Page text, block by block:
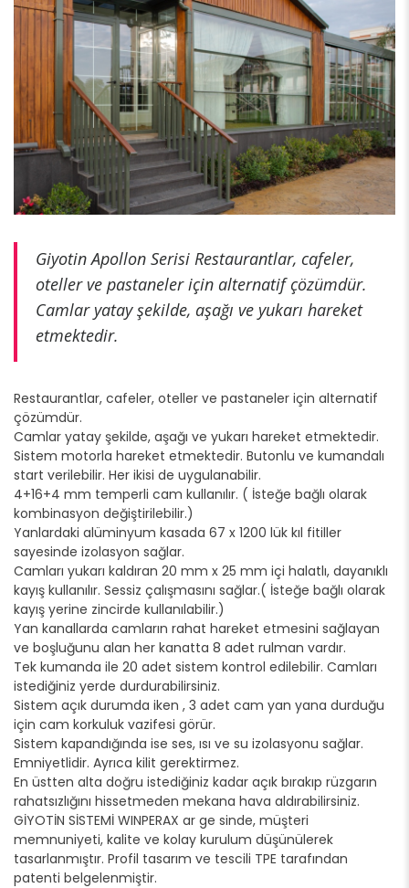
Giyotin Apollon Serisi Restaurantlar, cafeler,
oteller ve pastaneler için alternatif çözümdür.
Camlar yatay şekilde, aşağı ve yukarı hareket
etmektedir.
Restaurantlar, cafeler, oteller ve pastaneler için alternatif
çözümdür.
Camlar yatay şekilde, aşağı ve yukarı hareket etmektedir.
Sistem motorla hareket etmektedir. Butonlu ve kumandalı
start verilebilir. Her ikisi de uygulanabilir.
4+16+4 mm temperli cam kullanılır. ( İsteğe bağlı olarak
kombinasyon değiştirilebilir.)
Yanlardaki alüminyum kasada 67 x 1200 lük kıl fitiller
sayesinde izolasyon sağlar.
Camları yukarı kaldıran 20 mm x 25 mm içi halatlı, dayanıklı
kayış kullanılır. Sessiz çalışmasını sağlar.( İsteğe bağlı olarak
kayış yerine zincirde kullanılabilir.)
Yan kanallarda camların rahat hareket etmesini sağlayan
ve boşluğunu alan her kanatta 8 adet rulman vardır.
Tek kumanda ile 20 adet sistem kontrol edilebilir. Camları
istediğiniz yerde durdurabilirsiniz.
Sistem açık durumda iken , 3 adet cam yan yana durduğu
için cam korkuluk vazifesi görür.
Sistem kapandığında ise ses, ısı ve su izolasyonu sağlar.
Emniyetlidir. Ayrıca kilit gerektirmez.
En üstten alta doğru istediğiniz kadar açık bırakıp rüzgarın
rahatsızlığını hissetmeden mekana hava aldırabilirsiniz.
GİYOTİN SİSTEMİ WINPERAX ar ge sinde, müşteri
memnuniyeti, kalite ve kolay kurulum düşünülerek
tasarlanmıştır. Profil tasarım ve tescili TPE tarafından
patenti belgelenmiştir.